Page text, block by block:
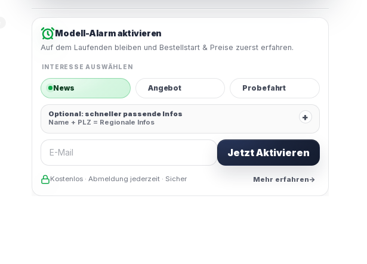
Modell-Alarm aktivieren
Auf dem Laufenden bleiben und Bestellstart & Preise zuerst erfahren.
INTERESSE AUSWÄHLEN
News Angebot Probefahrt
Optional: schneller passende Infos
Name + PLZ = Regionale Infos
+
E-Mail
Jetzt Aktivieren
Kostenlos · Abmeldung jederzeit · Sicher Mehr erfahren→